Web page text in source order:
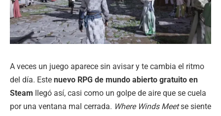
A veces un juego aparece sin avisar y te cambia el ritmo
del día. Este nuevo RPG de mundo abierto gratuito en
Steam llegó así, casi como un golpe de aire que se cuela
por una ventana mal cerrada. Where Winds Meetse siente